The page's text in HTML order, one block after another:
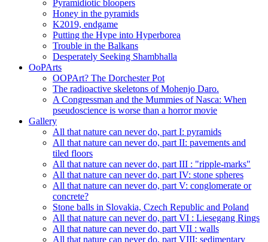
Pyramidiotic bloopers
Honey in the pyramids
K2019, endgame
Putting the Hype into Hyperborea
Trouble in the Balkans
Desperately Seeking Shambhalla
OoPArts
OOPArt? The Dorchester Pot
The radioactive skeletons of Mohenjo Daro.
A Congressman and the Mummies of Nasca: When
pseudoscience is worse than a horror movie
Gallery
All that nature can never do, part I: pyramids
All that nature can never do, part II: pavements and
tiled floors
All that nature can never do, part III : "ripple-marks"
All that nature can never do, part IV: stone spheres
All that nature can never do, part V: conglomerate or
concrete?
Stone balls in Slovakia, Czech Republic and Poland
All that nature can never do, part VI : Liesegang Rings
All that nature can never do, part VII : walls
All that nature can never do, part VIII: sedimentary